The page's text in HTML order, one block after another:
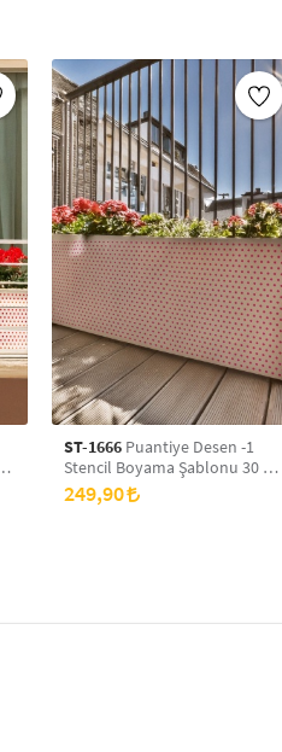
ST-1666 Puantiye Desen -1
Stencil Boyama Şablonu 30 x
30 cm, Duvar Stencil, Fayans
Stencil, Mobilya Stencil
249,90